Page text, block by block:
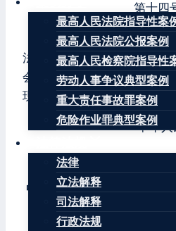
最高人民法院指导性案
最高人民法院公报案例
最高人民检察院指导性
劳动人事争议典型案例
重大责任事故罪案例
危险作业罪典型案例
法律
立法解释
司法解释
行政法规
第十四
《中华人民共和国农村土地
法》已由中华人民共和国第
会常务委员会第九次会议于
现予公布，自2010年1月1日
中华
中华人民共和国农村土地承
（2009年6月27日第十一届